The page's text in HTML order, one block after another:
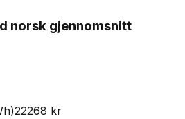
norsk gjennomsnitt
22268 kr